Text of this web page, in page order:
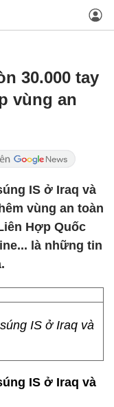
30.000 tay
vùng an
IS ở Iraq và
vùng an toàn
Hợp Quốc
là những tin
IS ở Iraq và
IS ở Iraq và